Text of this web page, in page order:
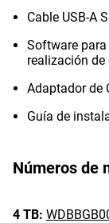
Cable USB-A
Software
realización
Adaptador de
Guía de
Números de
4 TB: